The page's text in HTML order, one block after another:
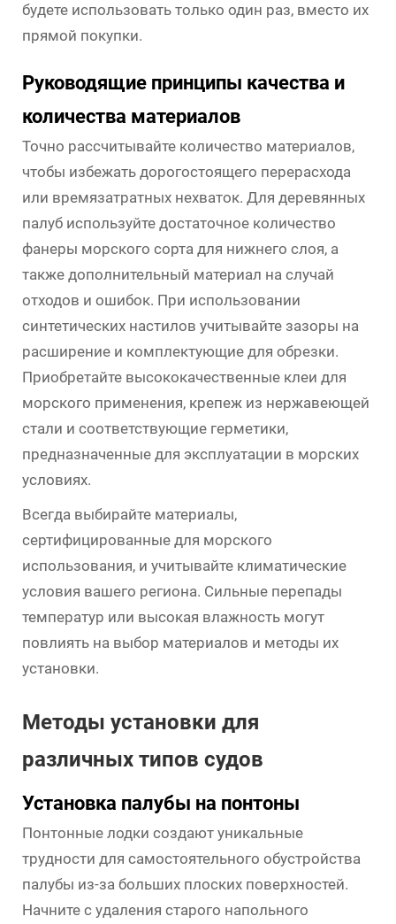
будете использовать только один раз, вместо их
прямой покупки.
Руководящие принципы качества и
количества материалов
Точно рассчитывайте количество материалов,
чтобы избежать дорогостоящего перерасхода
или времязатратных нехваток. Для деревянных
палуб используйте достаточное количество
фанеры морского сорта для нижнего слоя, а
также дополнительный материал на случай
отходов и ошибок. При использовании
синтетических настилов учитывайте зазоры на
расширение и комплектующие для обрезки.
Приобретайте высококачественные клеи для
морского применения, крепеж из нержавеющей
стали и соответствующие герметики,
предназначенные для эксплуатации в морских
условиях.
Всегда выбирайте материалы,
сертифицированные для морского
использования, и учитывайте климатические
условия вашего региона. Сильные перепады
температур или высокая влажность могут
повлиять на выбор материалов и методы их
установки.
Методы установки для
различных типов судов
Установка палубы на понтоны
Понтонные лодки создают уникальные
трудности для самостоятельного обустройства
палубы из-за больших плоских поверхностей.
Начните с удаления старого напольного